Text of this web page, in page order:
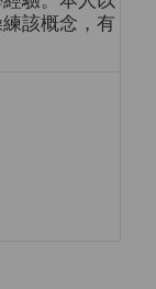
該概念，有